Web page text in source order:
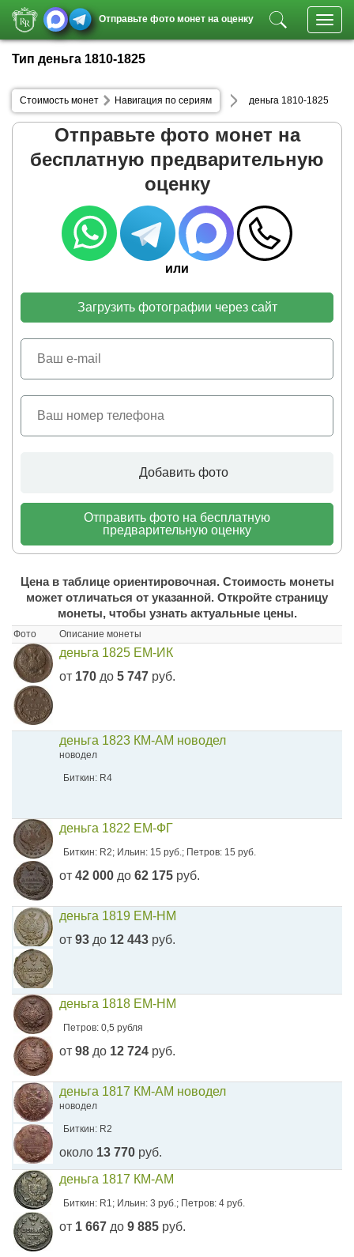
Отправьте фото монет на оценку
Тип деньга 1810-1825
Стоимость монет Навигация по сериям деньга 1810-1825
Отправьте фото монет на
бесплатную предварительную
оценку
или
Загрузить фотографии через сайт
Добавить фото
Отправить фото на бесплатную
предварительную оценку
Цена в таблице ориентировочная. Стоимость монеты
может отличаться от указанной. Откройте страницу
монеты, чтобы узнать актуальные цены.
Фото Описание монеты
деньга 1825 ЕМ-ИК
от 170 до 5 747 руб.
деньга 1823 КМ-АМ новодел
новодел
Биткин: R4
деньга 1822 ЕМ-ФГ
Биткин: R2; Ильин: 15 руб.; Петров: 15 руб.
от 42 000 до 62 175 руб.
деньга 1819 ЕМ-НМ
от 93 до 12 443 руб.
деньга 1818 ЕМ-НМ
Петров: 0,5 рубля
от 98 до 12 724 руб.
деньга 1817 КМ-АМ новодел
новодел
Биткин: R2
около 13 770 руб.
деньга 1817 КМ-АМ
Биткин: R1; Ильин: 3 руб.; Петров: 4 руб.
от 1 667 до 9 885 руб.